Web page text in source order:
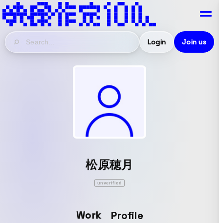
Login Join us
松原穂月
unverified
Work Profile